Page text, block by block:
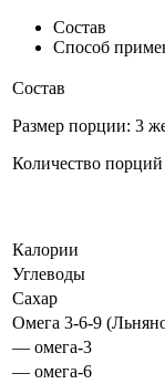
Состав
Способ
Состав
Размер порции: 3
Количество
Калории
Углеводы
Сахар
Омега 3-6-9
— омега-3
— омега-6